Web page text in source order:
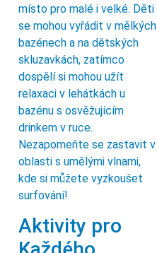
místo pro malé i velké. Děti
se mohou vyřádit v mělkých
bazénech a na dětských
skluzavkách, zatímco
dospělí si mohou užít
relaxaci v lehátkách u
bazénu s osvěžujícím
drinkem v ruce.
Nezapomeňte se zastavit v
oblasti s umělými vlnami,
kde si můžete vyzkoušet
surfování!
Aktivity pro